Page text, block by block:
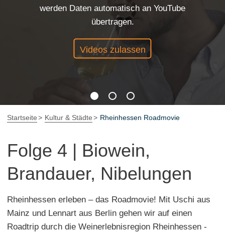
Veranstaltungen
Buchung & Service
Rheinhessen-Blog Karte
werden Daten automatisch an YouTube
übertragen.
Videos zulassen
Startseite Kultur & Städte Rheinhessen Roadmovie
Folge 4 | Biowein,
Brandauer, Nibelungen
Rheinhessen erleben – das Roadmovie! Mit Uschi aus
Mainz und Lennart aus Berlin gehen wir auf einen
Roadtrip durch die Weinerlebnisregion Rheinhessen -